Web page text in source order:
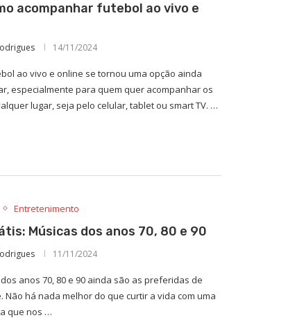
acompanhar futebol ao vivo e
14/11/2024
ao vivo e online se tornou uma opção ainda
especialmente para quem quer acompanhar os
lugar, seja pelo celular, tablet ou smart TV. …
Entretenimento
Músicas dos anos 70, 80 e 90
11/11/2024
anos 70, 80 e 90 ainda são as preferidas de
Não há nada melhor do que curtir a vida com uma
que nos …